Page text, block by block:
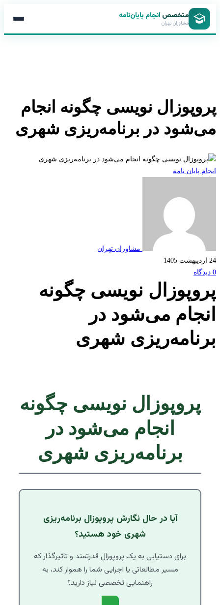
متخصصانجام پایان‌نامه
مشاوران تهران
نویسی چگونه انجام
در برنامه‌ریزی شهری
پایان نامه
مشاوران تهران
نویسی چگونه
می‌شود در
شهری
پروپوزال نویسی چگونه
انجام می‌شود در
برنامه‌ریزی شهری
آیا در حال نگارش پروپوزال برنامه‌ریزی
شهری خود هستید؟
برای دستیابی به یک پروپوزال قدرتمند و تاثیرگذار که
مسیر مطالعاتی یا اجرایی شما را هموار کند، به
راهنمایی تخصصی نیاز دارید؟